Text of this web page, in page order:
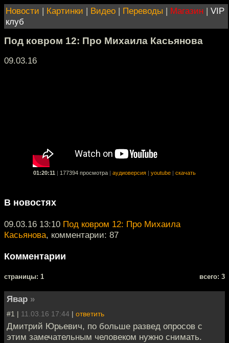
Новости | Картинки | Видео | Переводы | Магазин | VIP
клуб
Под ковром 12: Про Михаила Касьянова
09.03.16
01:20:11 177394 просмотра аудиоверсия youtube скачать
В новостях
09.03.16 13:10 Под ковром 12: Про Михаила
Касьянова, комментарии: 87
Комментарии
cтраницы: 1 всего: 3
Явар »
#1 | 11.03.16 17:44 | ответить
Дмитрий Юрьевич, по больше развед опросов с
этим замечательным человеком нужно снимать.